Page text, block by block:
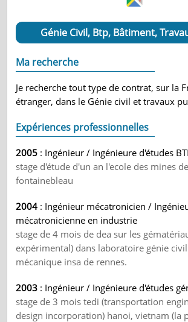
Génie Civil, Btp, Bâtiment,
Ma recherche
Je recherche tout type de contrat, sur la
étranger, dans le Génie civil et travaux
Expériences professionnelles
2005 : Ingénieur / Ingénieure d'études
stage d'étude d'un an l'ecole des mines
fontainebleau
2004 : Ingénieur mécatronicien /
mécatronicienne en industrie
stage de 4 mois de dea sur les
expérimental) dans laboratoire génie
mécanique insa de rennes.
2003 : Ingénieur / Ingénieure d'études
stage de 3 mois tedi (transportation
design incorporation) hanoi, vietnam (la